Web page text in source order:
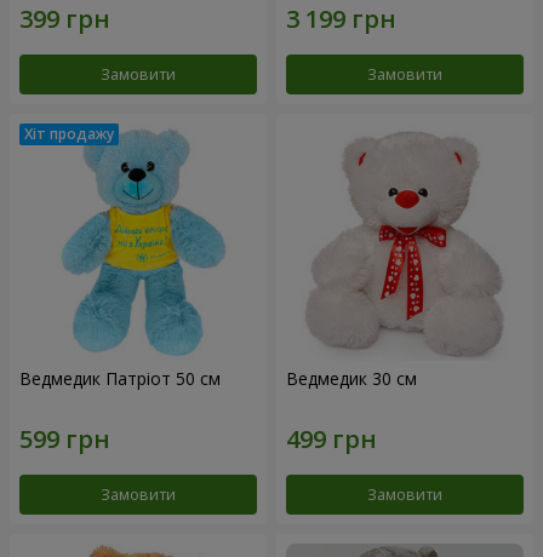
Замовити Замовити
Ведмедик Патріот 50 см
Замовити
Ведмедик 30 см
Замовити